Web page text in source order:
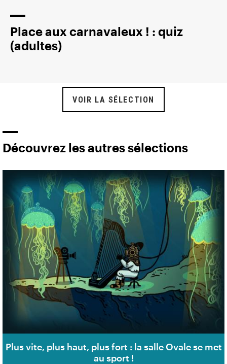
Place aux carnavaleux ! : quiz
(adultes)
VOIR LA SÉLECTION
Découvrez les autres sélections
Plus vite, plus haut, plus fort : la salle Ovale se met
au sport !